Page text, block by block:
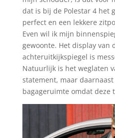
dat is bij de Polestar 4 het
perfect en een lekkere
Even wil ik mijn
gewoonte. Het display van
achteruitkijkspiegel is
Natuurlijk is het weglaten
statement, maar
bagageruimte omdat deze